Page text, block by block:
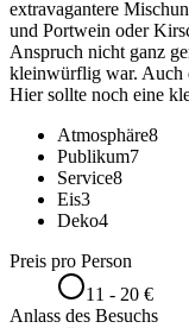
extravagantere
und Portwein oder
Anspruch nicht ganz
kleinwürflig war. Auch
Hier sollte noch eine
Atmosphäre8
Publikum7
Service8
Eis3
Deko4
Preis pro Person
11 - 20 €
Anlass des Besuchs